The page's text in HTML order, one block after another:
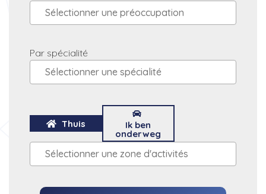
Par spécialité
Thuis Ik ben
onderweg